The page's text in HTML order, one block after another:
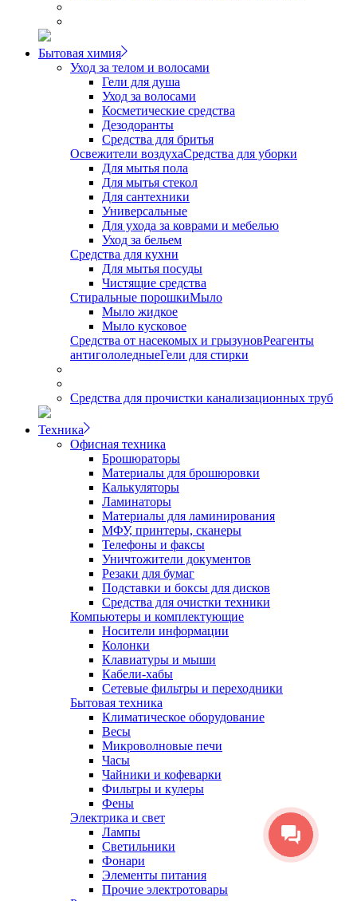
Бытовая химия
Уход за телом и волосами
Гели для душа
Уход за волосами
Косметические средства
Дезодоранты
Средства для бритья
Освежители воздухаСредства для уборки
Для мытья пола
Для мытья стекол
Для сантехники
Универсальные
Для ухода за коврами и мебелью
Уход за бельем
Средства для кухни
Для мытья посуды
Чистящие средства
Стиральные порошкиМыло
Мыло жидкое
Мыло кусковое
Средства от насекомых и грызуновРеагенты
антигололедныеГели для стирки
Средства для прочистки канализационных труб
Техника
Офисная техника
Брошюраторы
Материалы для брошюровки
Калькуляторы
Ламинаторы
Материалы для ламинирования
МФУ, принтеры, сканеры
Телефоны и факсы
Уничтожители документов
Резаки для бумаг
Подставки и боксы для дисков
Средства для очистки техники
Компьютеры и комплектующие
Носители информации
Колонки
Клавиатуры и мыши
Кабели-хабы
Сетевые фильтры и переходники
Бытовая техника
Климатическое оборудование
Весы
Микроволновые печи
Часы
Чайники и кофеварки
Фильтры и кулеры
Фены
Электрика и свет
Лампы
Светильники
Фонари
Элементы питания
Прочие электротовары